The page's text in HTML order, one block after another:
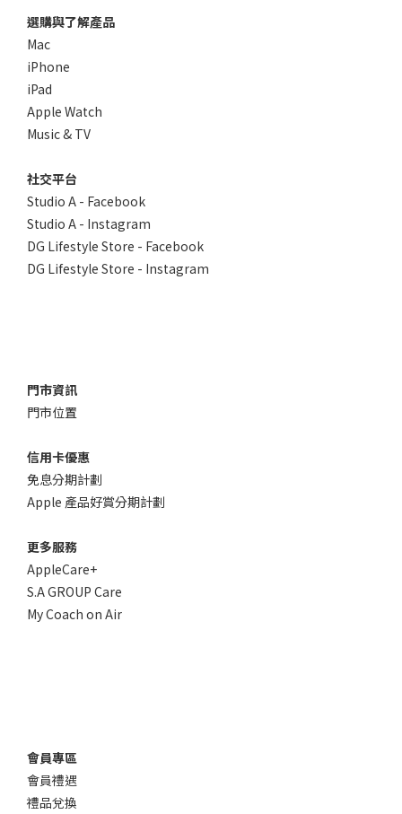
選購與了解產品
Mac
iPhone
iPad
Apple Watch
Music & TV
社交平台
Studio A - Facebook
Studio A - Instagram
DG Lifestyle Store - Facebook
DG Lifestyle Store - Instagram
門市資訊
門市位置
信用卡優惠
免息分期計劃
Apple 產品好賞分期計劃
更多服務
AppleCare+
S.A GROUP Care
My Coach on Air
會員專區
會員禮遇
禮品兌換